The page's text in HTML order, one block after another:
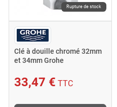
Rupture de stock
Clé à douille chromé 32mm
et 34mm Grohe
33,47 € TTC